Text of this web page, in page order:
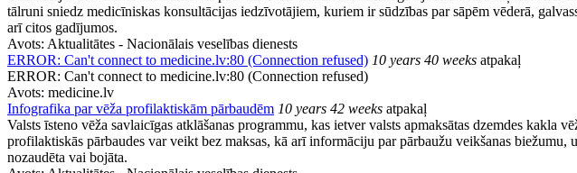
tālruni sniedz medicīniskas konsultācijas iedzīvotājiem, kuriem ir sūdzības par sāpēm vēderā,
arī citos gadījumos.
Avots: Aktualitātes - Nacionālais veselības dienests
ERROR: Can't connect to medicine.lv:80 (Connection refused) 10 years 40 weeks atpakaļ
ERROR: Can't connect to medicine.lv:80 (Connection refused)
Avots: medicine.lv
Infografika par vēža profilaktiskām pārbaudēm 10 years 42 weeks atpakaļ
Valsts īsteno vēža savlaicīgas atklāšanas programmu, kas ietver valsts apmaksātas dzemdes
profilaktiskās pārbaudes var veikt bez maksas, kā arī informāciju par pārbaužu veikšanas
nozaudēta vai bojāta.